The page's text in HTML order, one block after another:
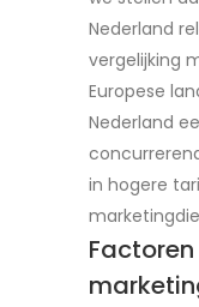
Nederland
vergelijking
Europese
Nederland
in hogere